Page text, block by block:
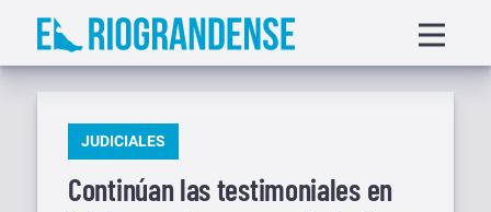
Saltar
menu
PUBLICADO
JUDICIALES
Continúan las testimoniales en